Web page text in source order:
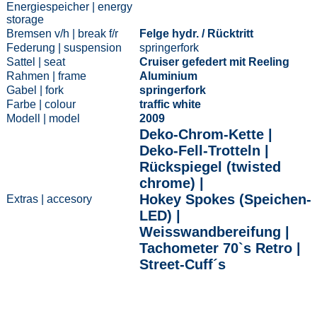
Energiespeicher | energy
storage
Bremsen v/h | break f/r
Felge hydr. / Rücktritt
Federung | suspension
springerfork
Sattel | seat
Cruiser gefedert mit Reeling
Rahmen | frame
Aluminium
Gabel | fork
springerfork
Farbe | colour
traffic white
Modell | model
2009
Extras | accesory
Deko-Chrom-Kette |
Deko-Fell-Trotteln |
Rückspiegel (twisted
chrome) |
Hokey Spokes (Speichen-
LED) |
Weisswandbereifung |
Tachometer 70`s Retro |
Street-Cuff´s